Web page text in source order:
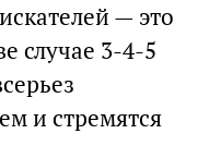
— это
случае 3-4-5
и стремятся